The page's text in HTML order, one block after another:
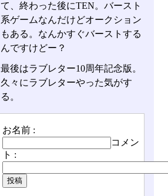
て、終わった後にTEN。バースト
系ゲームなんだけどオークション
もある。なんかすぐバーストする
んですけどー？
最後はラブレター10周年記念版。
久々にラブレターやった気がす
る。
お名前 :
コメン
ト :